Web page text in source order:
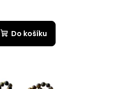
Do košíku